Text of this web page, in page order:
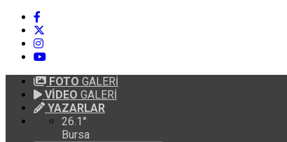
FOTO GALERİ
VİDEO GALERİ
YAZARLAR
26.1°
Bursa